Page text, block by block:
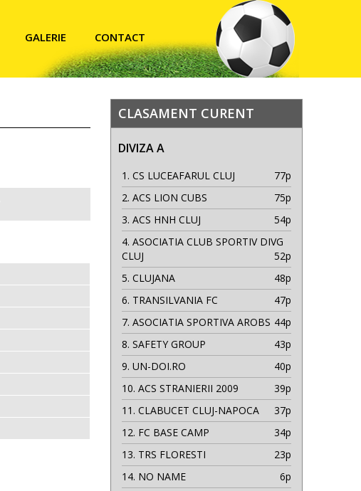
GALERIE CONTACT
CLASAMENT CURENT
DIVIZA A
1. CS LUCEAFARUL CLUJ
77p
2. ACS LION CUBS
75p
3. ACS HNH CLUJ
54p
4. ASOCIATIA CLUB SPORTIV DIVG
CLUJ
52p
5. CLUJANA
48p
6. TRANSILVANIA FC
47p
7. ASOCIATIA SPORTIVA AROBS 44p
8. SAFETY GROUP
43p
9. UN-DOI.RO
40p
10. ACS STRANIERII 2009
39p
11. CLABUCET CLUJ-NAPOCA
37p
12. FC BASE CAMP
34p
13. TRS FLORESTI
23p
14. NO NAME
6p